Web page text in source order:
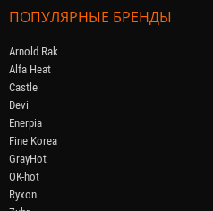
ПОПУЛЯРНЫЕ БРЕНДЫ
Arnold Rak
Alfa Heat
Castle
Devi
Enerpia
Fine Korea
GrayHot
OK-hot
Ryxon